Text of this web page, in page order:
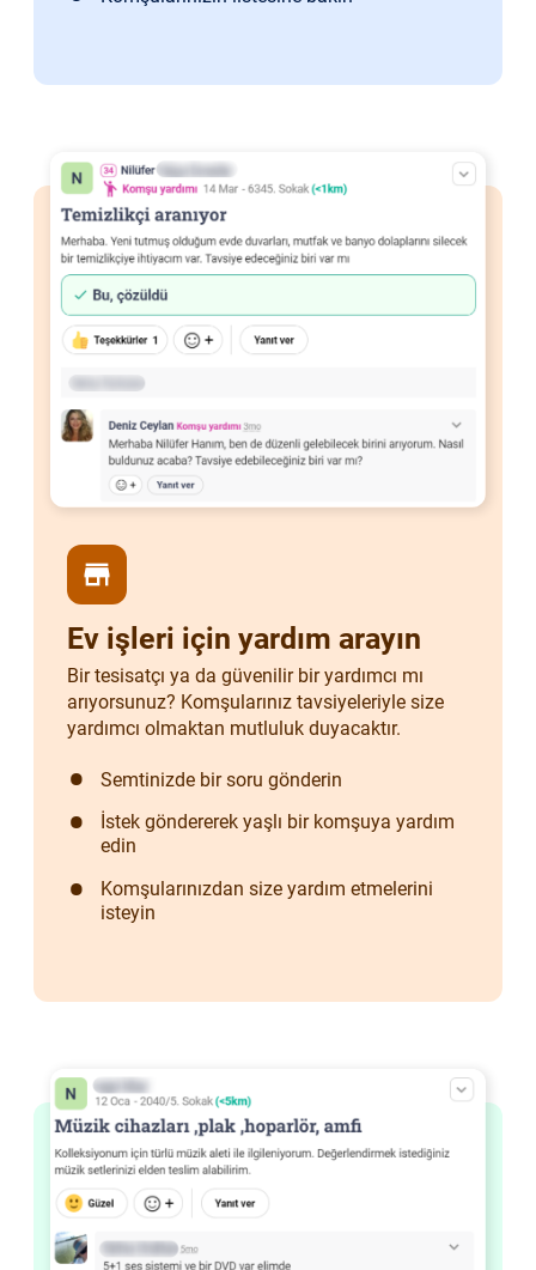
store
Ev işleri için yardım arayın
Bir tesisatçı ya da güvenilir bir yardımcı mı
arıyorsunuz? Komşularınız tavsiyeleriyle size
yardımcı olmaktan mutluluk duyacaktır.
Semtinizde bir soru gönderin
İstek göndererek yaşlı bir komşuya yardım
edin
Komşularınızdan size yardım etmelerini
isteyin